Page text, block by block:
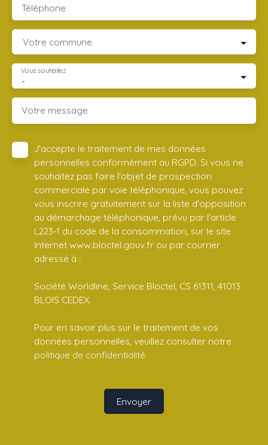
Téléphone
Votre commune
-
Vous souhaitez
Votre message
J'accepte le traitement de mes données
personnelles conformément au RGPD. Si vous ne
souhaitez pas faire l'objet de prospection
commerciale par voie téléphonique, vous pouvez
vous inscrire gratuitement sur la liste d'opposition
au démarchage téléphonique, prévu par l'article
L223-1 du code de la consommation, sur le site
Internet www.bloctel.gouv.fr ou par courrier
adressé à :
Société Worldline, Service Bloctel, CS 61311, 41013
BLOIS CEDEX.
Pour en savoir plus sur le traitement de vos
données personnelles, veuillez consulter notre
politique de confidentialité.
Envoyer